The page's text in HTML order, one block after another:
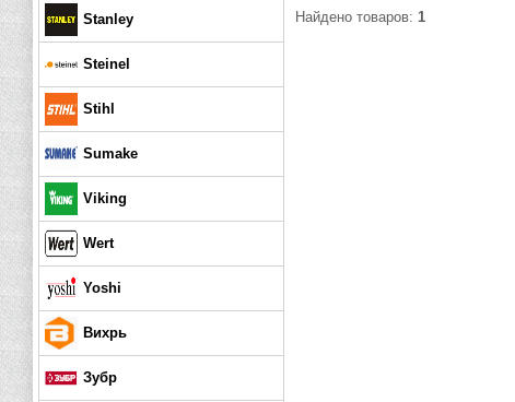
Stanley
Steinel
Stihl
Sumake
Viking
Wert
Yoshi
Вихрь
Зубр
Найдено товаров: 1